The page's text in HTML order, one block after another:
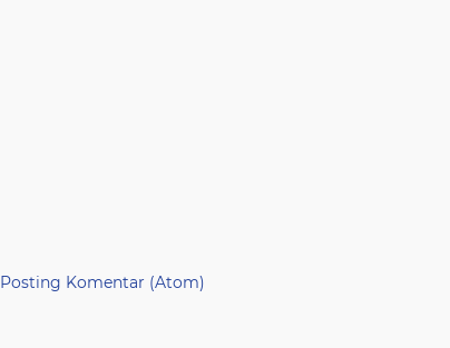
Posting Komentar (Atom)